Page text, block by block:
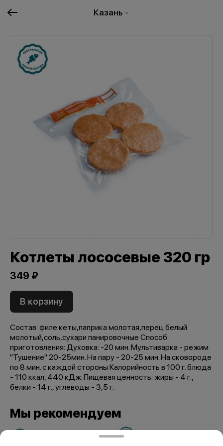
Казань
Котлеты лососевые 320 гр
349 ₽
В корзину
Состав: филе кеты,паприка молотая,перец белый
молотый,соль,сухари панировочные Способ
приготовления: Духовка: -20 мин. Мультиварка - режим
"Тушение" 20-25мин. На пару - 20-25 мин. На сковороде
по 8 мин. с каждой стороны Калорийность в 100 г. блюда
- 110 ккал, 440 кДж. Пищевая ценность: жиры - 4 г.,
белки - 14 г., углеводы - 3,5 г.
Мы рекомендуем